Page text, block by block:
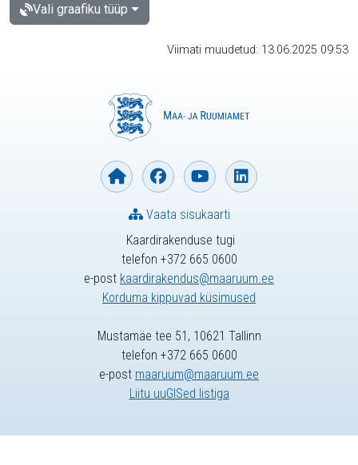
Vali graafiku tüüp
Viimati muudetud: 13.06.2025 09:53
Kaardirakenduse tugi
telefon +372 665 0600
e-post kaardirakendus@maaruum.ee
Korduma kippuvad küsimused
Vaata sisukaarti
Mustamäe tee 51, 10621 Tallinn
telefon +372 665 0600
e-post maaruum@maaruum.ee
Liitu uuGISed listiga